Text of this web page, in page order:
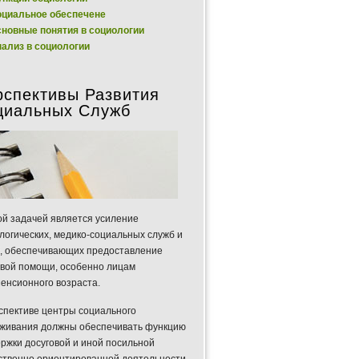
обеспечене
понятия в социологии
в социологии
Развития
Служб
задачей является усиление
медико-социальных служб и
обеспечивающих предоставление
помощи, особенно лицам
возраста.
центры социального
должны обеспечивать функцию
досуговой и иной посильной